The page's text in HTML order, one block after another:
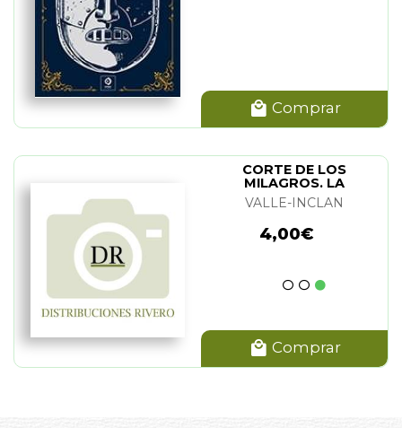
Comprar
CORTE DE LOS
MILAGROS. LA
VALLE-INCLAN
4,00€
Comprar